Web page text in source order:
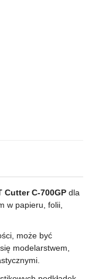
Cutter C-700GP dla
w papieru, folii,
może być
modelarstwem,